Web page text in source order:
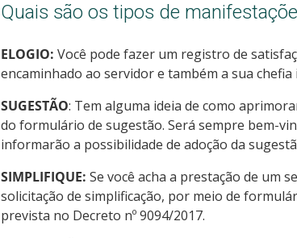
Quais são os tipos de
ELOGIO: Você pode fazer um registro de
encaminhado ao servidor e também a sua chefia
SUGESTÃO: Tem alguma ideia de como
do formulário de sugestão. Será sempre bem-
informarão a possibilidade de adoção da
SIMPLIFIQUE: Se você acha a prestação de um
solicitação de simplificação, por meio de
prevista no Decreto nº 9094/2017.